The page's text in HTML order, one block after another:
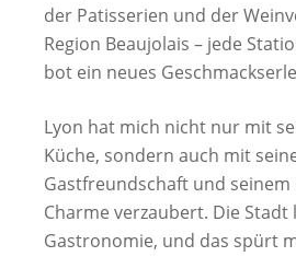
der Patisserien und der
Region Beaujolais – jede
bot ein neues
Lyon hat mich nicht nur mit
Küche, sondern auch mit
Gastfreundschaft und seinem
Charme verzaubert. Die
Gastronomie, und das spürt